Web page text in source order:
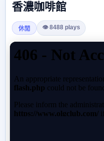
香濃咖啡館
休閒 👁 8488 plays